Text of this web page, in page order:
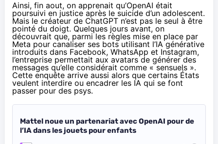
Ainsi, fin aout, on apprenait qu’OpenAI était
poursuivi en justice après le suicide d’un adolescent.
Mais le créateur de ChatGPT n’est pas le seul à être
pointé du doigt. Quelques jours avant, on
découvrait que, parmi les règles mise en place par
Meta pour canaliser ses bots utilisant l’IA générative
introduits dans Facebook, WhatsApp et Instagram,
l’entreprise permettait aux avatars de générer des
messages qu’elle considérait comme « sensuels ».
Cette enquête arrive aussi alors que certains États
veulent interdire ou encadrer les IA qui se font
passer pour des psys.
Mattel noue un partenariat avec OpenAI pour de
l’IA dans les jouets pour enfants